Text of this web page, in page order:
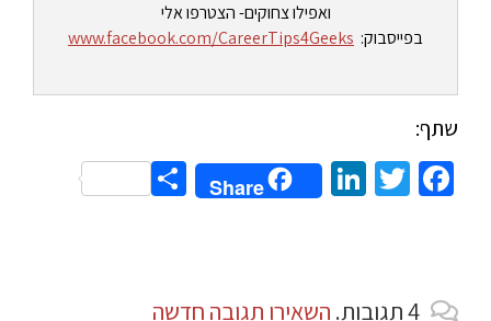
ואפילו צחוקים- הצטרפו אלי
בפייסבוק: www.facebook.com/CareerTips4Geeks
שתף:
Facebook
Twitter
LinkedIn
Share
Share
4תגובות. השאירו תגובה חדשה